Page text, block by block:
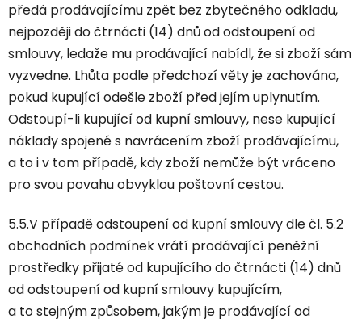
předá prodávajícímu zpět bez zbytečného odkladu,
nejpozději do čtrnácti (14) dnů od odstoupení od
smlouvy, ledaže mu prodávající nabídl, že si zboží sám
vyzvedne. Lhůta podle předchozí věty je zachována,
pokud kupující odešle zboží před jejím uplynutím.
Odstoupí-li kupující od kupní smlouvy, nese kupující
náklady spojené s navrácením zboží prodávajícímu,
a to i v tom případě, kdy zboží nemůže být vráceno
pro svou povahu obvyklou poštovní cestou.
5.5.V případě odstoupení od kupní smlouvy dle čl. 5.2
obchodních podmínek vrátí prodávající peněžní
prostředky přijaté od kupujícího do čtrnácti (14) dnů
od odstoupení od kupní smlouvy kupujícím,
a to stejným způsobem, jakým je prodávající od